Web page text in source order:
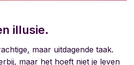
illusie.
maar uitdagende taak.
maar het hoeft niet je leven